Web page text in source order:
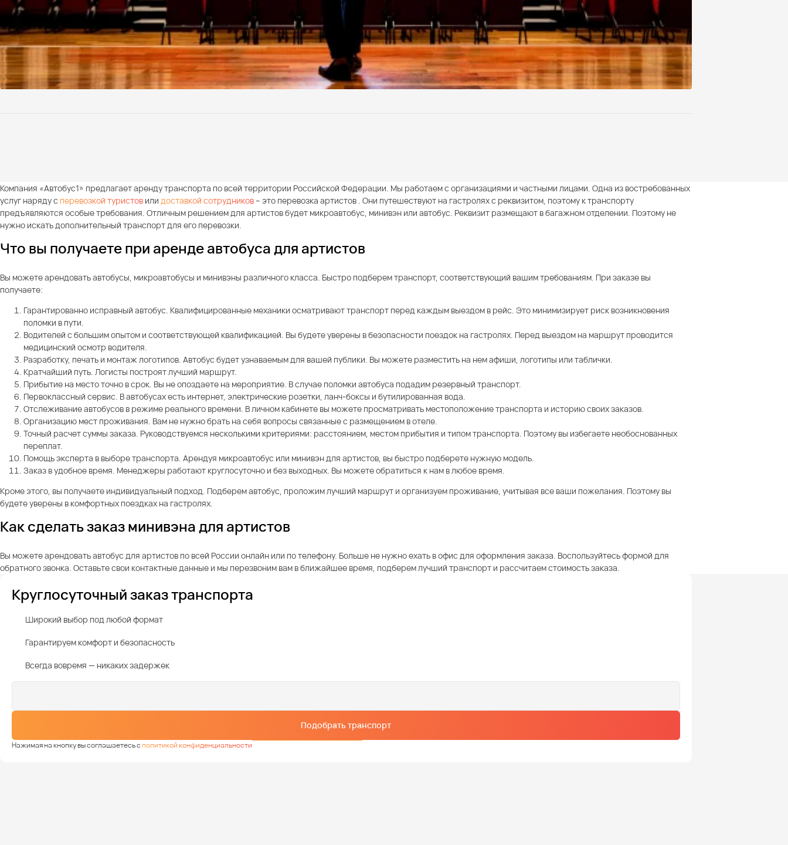
Компания «Автобус1» предлагает аренду транспорта по всей территории Российской Федерации. Мы работаем с организациями и частными лицами. Одна из востребованных
услуг наряду с перевозкой туристов или доставкой сотрудников– это перевозка артистов . Они путешествуют на гастролях с реквизитом, поэтому к транспорту
предъявляются особые требования. Отличным решением для артистов будет микроавтобус, минивэн или автобус. Реквизит размещают в багажном отделении. Поэтому не
нужно искать дополнительный транспорт для его перевозки.
Что вы получаете при аренде автобуса для артистов
Вы можете арендовать автобусы, микроавтобусы и минивэны различного класса. Быстро подберем транспорт, соответствующий вашим требованиям. При заказе вы
получаете:
Гарантированно исправный автобус. Квалифицированные механики осматривают транспорт перед каждым выездом в рейс. Это минимизирует риск возникновения
поломки в пути.
Водителей с большим опытом и соответствующей квалификацией. Вы будете уверены в безопасности поездок на гастролях. Перед выездом на маршрут проводится
медицинский осмотр водителя.
Разработку, печать и монтаж логотипов. Автобус будет узнаваемым для вашей публики. Вы можете разместить на нем афиши, логотипы или таблички.
Кратчайший путь. Логисты построят лучший маршрут.
Прибытие на место точно в срок. Вы не опоздаете на мероприятие. В случае поломки автобуса подадим резервный транспорт.
Первоклассный сервис. В автобусах есть интернет, электрические розетки, ланч-боксы и бутилированная вода.
Отслеживание автобусов в режиме реального времени. В личном кабинете вы можете просматривать местоположение транспорта и историю своих заказов.
Организацию мест проживания. Вам не нужно брать на себя вопросы связанные с размещением в отеле.
Точный расчет суммы заказа. Руководствуемся несколькими критериями: расстоянием, местом прибытия и типом транспорта. Поэтому вы избегаете необоснованных
переплат.
Помощь эксперта в выборе транспорта. Арендуя микроавтобус или минивэн для артистов, вы быстро подберете нужную модель.
Заказ в удобное время. Менеджеры работают круглосуточно и без выходных. Вы можете обратиться к нам в любое время.
Кроме этого, вы получаете индивидуальный подход. Подберем автобус, проложим лучший маршрут и организуем проживание, учитывая все ваши пожелания. Поэтому вы
будете уверены в комфортных поездках на гастролях.
Как сделать заказ минивэна для артистов
Вы можете арендовать автобус для артистов по всей России онлайн или по телефону. Больше не нужно ехать в офис для оформления заказа. Воспользуйтесь формой для
обратного звонка. Оставьте свои контактные данные и мы перезвоним вам в ближайшее время, подберем лучший транспорт и рассчитаем стоимость заказа.
Круглосуточный заказ транспорта
Широкий выбор под любой формат
Гарантируем комфорт и безопасность
Всегда вовремя — никаких задержек
Подобрать транспорт
Нажимая на кнопку вы соглашаетесь сполитикой конфиденциальности